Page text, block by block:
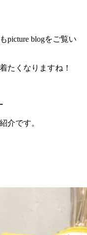
picture blogをご覧い
たくなりますね！
介です。